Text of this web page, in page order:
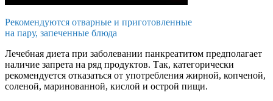
Рекомендуются отварные и приготовленные
на пару, запеченные блюда
Лечебная диета при заболевании панкреатитом предполагает
наличие запрета на ряд продуктов. Так, категорически
рекомендуется отказаться от употребления жирной, копченой,
соленой, маринованной, кислой и острой пищи.